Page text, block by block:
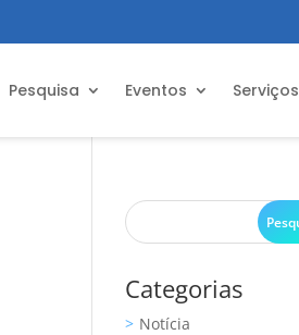
Pesquisa Eventos Serviços
Categorias
Notícia